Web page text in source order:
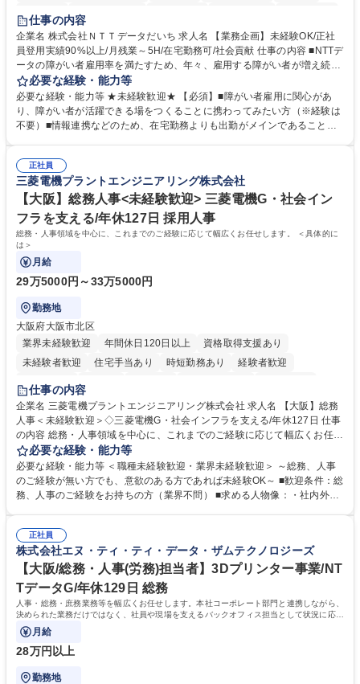
育休あり 完全週休2日制
仕事の内容
企業名 株式会社ＮＴＴデータだいち 求人名 【業務企画】未経験OK/正社
員登用実績90%以上/月残業～5H/在宅勤務可/社会貢献 仕事の内容 ■NTTデ
ータの障がい者雇用率を満たすため、年々、雇用する障がい者が増え続け
ています。中でも、完全在宅勤務の障がい者の増加数が多いため、その業
務を増やすお仕事を担っていただきます。 【詳細】■既存業務の拡大およ
び運用のサポート(オペレーション業務:申請書の作成代行等) ■新規事業・
サービスの企画立案および推進 障がい者の方にどんな仕事があると良いか
やスキルの把握 ■AI活用業務など、既存領域を超えた案件の開拓 ■NTTデ
ータグループの会社へ提案活動 募集職種 【業務企画】未経験OK/正社員登
用実績90%以上/月残業～5H/在宅勤務可/社会貢献
必要な経験・能力等
必要な経験・能力等 ★未経験歓迎★ 【必須】■障がい者雇用に関心があ
り、障がい者が活躍できる場をつくることに携わってみたい方（※経験は
不要）■情報連携などのため、在宅勤務よりも出勤がメインであることに
用】正社員登用を前提としておりますので、最短で1.5年～2年で正社員へ
の雇用切り替えとなります。過去の正社員登用率は90％です。 将来的に
は当社の中核となる管理職になって頂く事を期待しています。 正社員登用
に向け全力でサポートを行いますのでご安心ください。 学歴・資格 学
歴：大学院 大学 高専 短大 専修学校 高校 語学力： 資格：
正社員
三菱電機プラントエンジニアリング株式会社
【大阪】総務人事<未経験歓迎> 三菱電機G・社会イン
フラを支える/年休127日 採用人事
総務・人事領域を中心に、これまでのご経験に応じて幅広くお任せします。 ＜具体的に
は＞
月給
29万5000円～33万5000円
勤務地
大阪府大阪市北区
業界未経験歓迎
年間休日120日以上
資格取得支援あり
未経験者歓迎
住宅手当あり 時短勤務あり
経験者歓迎
退職金あり
駅近5分以内
土日祝休み 服装自由 寮・社宅あり 食事補助あり
仕事の内容
企業名 三菱電機プラントエンジニアリング株式会社 求人名 【大阪】総務
人事＜未経験歓迎＞◇三菱電機G・社会インフラを支える/年休127日 仕事
の内容 総務・人事領域を中心に、これまでのご経験に応じて幅広くお任せ
します。 ＜具体的には＞ ・総務/人事労務（給与・社保・勤怠管理など）
・採用・教育研修 ・福利厚生運用 など ※基本的には事務所勤務ですが、
採用や教育等の業務内容により、関西圏以外への日帰り・宿泊を伴う国内
出張もございます。 ※担当業務を持ちつつ、お互いに助け合いながら、総
必要な経験・能力等
必要な経験・能力等 ＜職種未経験歓迎・業界未経験歓迎＞ ～総務、人事
のご経験が無い方でも、意欲のある方であれば未経験OK～ ■歓迎条件：総
務、人事のご経験をお持ちの方（業界不問） ■求める人物像：・社内外の
正社員
株式会社エヌ・ティ・ティ・データ・ザムテクノロジーズ
【大阪/総務・人事(労務)担当者】3Dプリンター事業/NT
TデータG/年休129日 総務
人事・総務・庶務業務等を幅広くお任せします。本社コーポレート部門と連携しながら、
決められた業務だけではなく、社員や現場を支えるバックオフィス担当として状況に応じ
て柔軟に対応いただくことを期待します。
月給
28万円以上
勤務地